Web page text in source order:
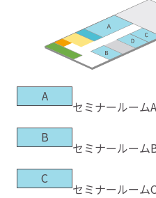
A
セミナールーム
B
セミナールーム
C
セミナールーム